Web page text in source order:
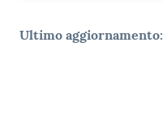
Ultimo aggiornamento: